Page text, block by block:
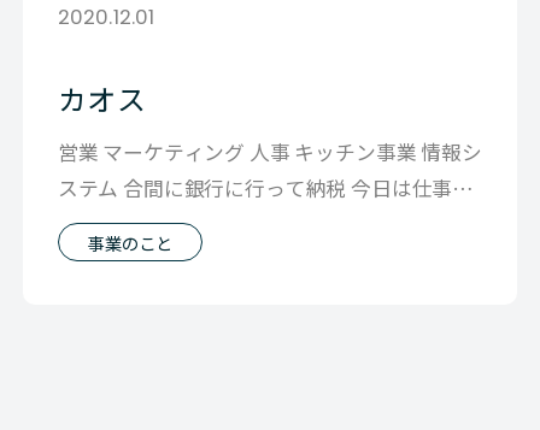
2020.12.01
カオス
営業 マーケティング 人事 キッチン事業 情報シ
ステム 合間に銀行に行って納税 今日は仕事の
種類が多く 悩ましい1日でし
事業のこと